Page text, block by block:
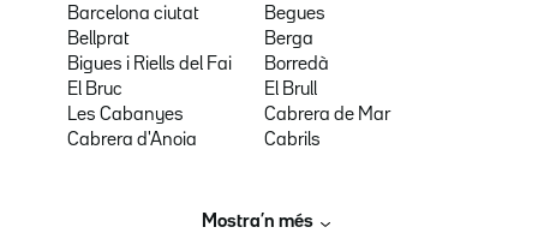
Barcelona ciutat
Begues
Bellprat
Berga
Bigues i Riells del Fai
Borredà
El Bruc
El Brull
Les Cabanyes
Cabrera de Mar
Cabrera d'Anoia
Cabrils
Mostra’n més